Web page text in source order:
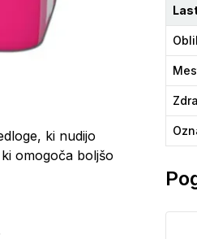
ki nudijo
omogoča boljšo